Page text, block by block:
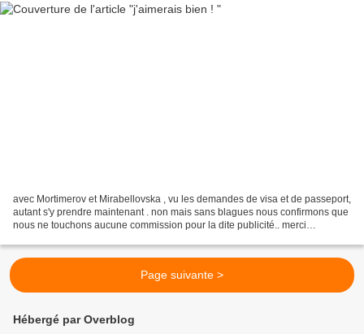
avec Mortimerov et Mirabellovska , vu les demandes de visa et de passeport,
autant s'y prendre maintenant . non mais sans blagues nous confirmons que
nous ne touchons aucune commission pour la dite publicité.. merci
Page suivante >
Hébergé par Overblog